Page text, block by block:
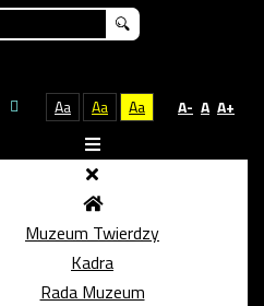
Aa Aa Aa A- A A+
Muzeum Twierdzy
Kadra
Rada Muzeum